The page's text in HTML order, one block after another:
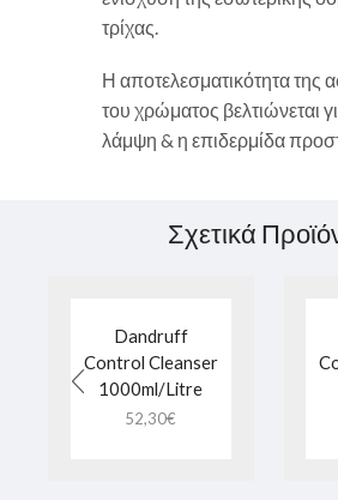
τρίχας.
Η αποτελεσματικότητα της
του χρώματος βελτιώνεται
λάμψη & η επιδερμίδα
Σχετικά
Dandruff
Control Cleanser
1000ml/Litre
52,30€